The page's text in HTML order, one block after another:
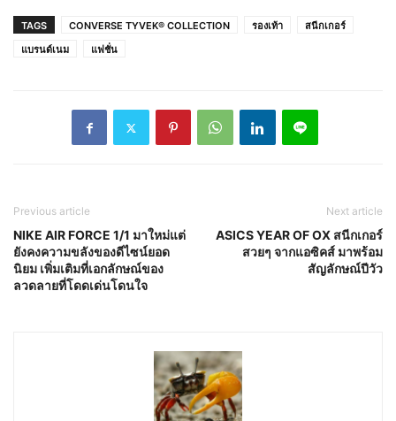
TAGS CONVERSE TYVEK® COLLECTION รองเท้า
สนีกเกอร์
แบรนด์เนม
แฟชั่น
Previous article
NIKE AIR FORCE 1/1 มาใหม่แต่
ยังคงความขลังของดีไซน์ยอด
นิยม เพิ่มเติมที่เอกลักษณ์ของ
ลวดลายที่โดดเด่นโดนใจ
Next article
ASICS YEAR OF OX สนีกเกอร์
สวยๆ จากแอซิคส์ มาพร้อม
สัญลักษณ์ปีวัว